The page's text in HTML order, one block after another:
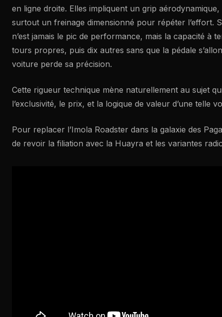
en ligne droite. Elles impliquent un grip
surtout un freinage dimensionné pour répéter l’effort.
n’est jamais le pic de performance, mais la capacité à
tours propres, puis dix autres sans que la pédale
voiture perde sa précision.
Cette rigueur technique mène naturellement au sujet
l’exclusivité, le prix, et la logique de valeur d’une telle
Pour replacer l’Imola Roadster dans la galaxie des
de revoir la filiation avec la Huayra et les variantes